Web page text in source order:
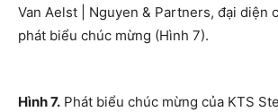
Van Aelst | Nguyen & Partners, đại diện
phát biểu chúc mừng (Hình 7).
Hình 7. Phát biểu chúc mừng của KTS